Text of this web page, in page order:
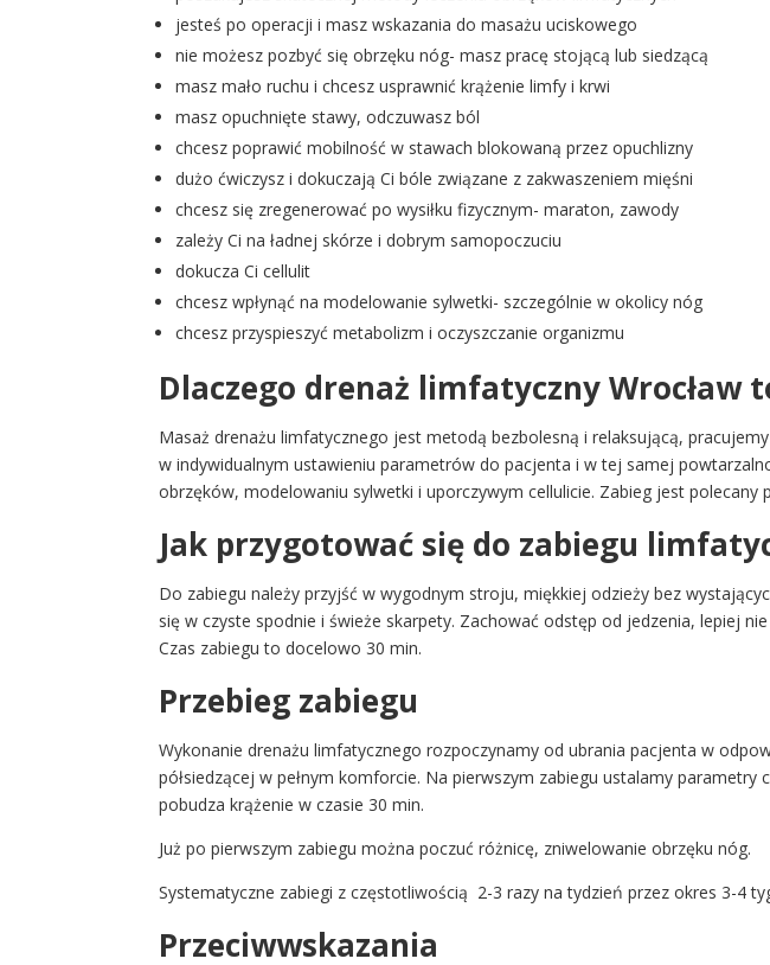
jesteś po operacji i masz wskazania do masażu uciskowego
nie możesz pozbyć się obrzęku nóg- masz pracę stojącą lub siedzącą
masz mało ruchu i chcesz usprawnić krążenie limfy i krwi
masz opuchnięte stawy, odczuwasz ból
chcesz poprawić mobilność w stawach blokowaną przez opuchlizny
dużo ćwiczysz i dokuczają Ci bóle związane z zakwaszeniem mięśni
chcesz się zregenerować po wysiłku fizycznym- maraton, zawody
zależy Ci na ładnej skórze i dobrym samopoczuciu
dokucza Ci cellulit
chcesz wpłynąć na modelowanie sylwetki- szczególnie w okolicy nóg
chcesz przyspieszyć metabolizm i oczyszczanie organizmu
Dlaczego drenaż limfatyczny Wrocław
Masaż drenażu limfatycznego jest metodą bezbolesną i relaksującą,
w indywidualnym ustawieniu parametrów do pacjenta i w tej samej
obrzęków, modelowaniu sylwetki i uporczywym cellulicie. Zabieg jest polecany
Jak przygotować się do zabiegu
Do zabiegu należy przyjść w wygodnym stroju, miękkiej odzieży bez
się w czyste spodnie i świeże skarpety. Zachować odstęp od jedzenia, lepiej
Czas zabiegu to docelowo 30 min.
Przebieg zabiegu
Wykonanie drenażu limfatycznego rozpoczynamy od ubrania pacjenta w
półsiedzącej w pełnym komforcie. Na pierwszym zabiegu ustalamy
pobudza krążenie w czasie 30 min.
Już po pierwszym zabiegu można poczuć różnicę, zniwelowanie obrzęku nóg.
Systematyczne zabiegi z częstotliwością 2-3 razy na tydzień przez okres 3-4
Przeciwwskazania